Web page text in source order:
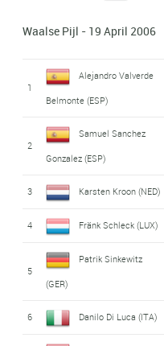
Waalse Pijl - 19 April 2006
1
Alejandro Valverde
Belmonte (ESP)
2
Samuel Sanchez
Gonzalez (ESP)
3 Karsten Kroon (NED)
4 Fränk Schleck (LUX)
5
Patrik Sinkewitz
(GER)
6 Danilo Di Luca (ITA)